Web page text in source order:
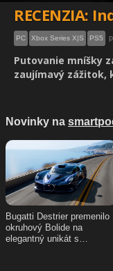
RECENZIA:
PC Xbox Series X|S PS5
Putovanie mníšky
zaujímavý zážitok,